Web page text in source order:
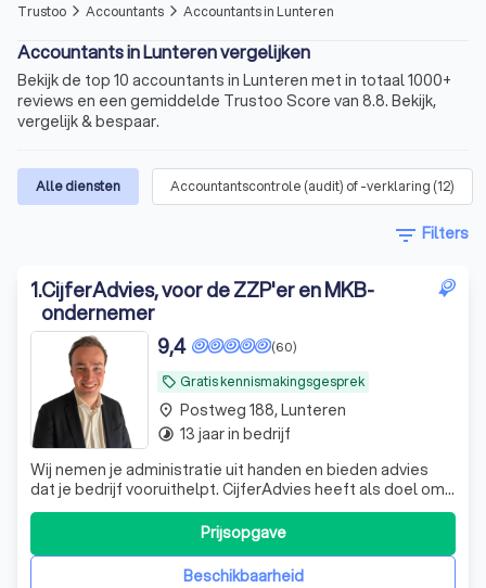
Trustoo arrow_forward_ios Accountants arrow_forward_ios Accountants in Lunteren
Accountants in Lunteren vergelijken
Bekijk de top 10 accountants in Lunteren met in totaal 1000+
reviews en een gemiddelde Trustoo Score van 8.8. Bekijk,
vergelijk & bespaar.
Alle diensten Accountantscontrole (audit) of -verklaring (12)
filter_list Filters
1.CijferAdvies, voor de ZZP'er en MKB-
ondernemer
local_offer Gratis kennismakingsgesprek
(60)
9,4
Wij nemen je administratie uit handen en bieden advies
dat je bedrijf vooruithelpt. CijferAdvies heeft als doel om
jouw bedrijf te laten floreren. Omdat bij Cijfers degelijk
Beschikbaarheid
Prijsopgave
place Postweg 188, Lunteren
timelapse 13 jaar in bedrijf